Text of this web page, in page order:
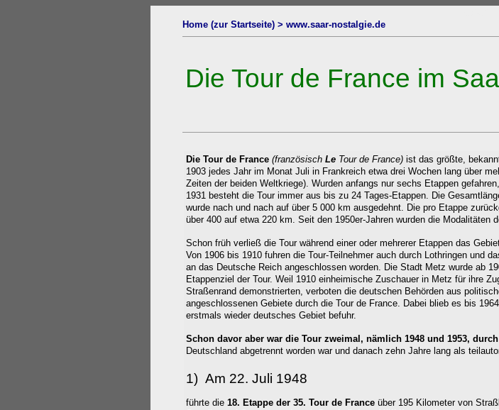
Home (zur Startseite) > www.saar-nostalgie.de
Die Tour de France im
Die Tour de France (französisch Le Tour de France) ist das größte,
1903 jedes Jahr im Monat Juli in Frankreich etwa drei Wochen lang über
Zeiten der beiden Weltkriege). Wurden anfangs nur sechs Etappen
1931 besteht die Tour immer aus bis zu 24 Tages-Etappen. Die
wurde nach und nach auf über 5 000 km ausgedehnt. Die pro Etappe
über 400 auf etwa 220 km. Seit den 1950er-Jahren wurden die Modalitäten
Schon früh verließ die Tour während einer oder mehrerer Etappen das
Von 1906 bis 1910 fuhren die Tour-Teilnehmer auch durch Lothringen und
an das Deutsche Reich angeschlossen worden. Die Stadt Metz wurde ab
Etappenziel der Tour. Weil 1910 einheimische Zuschauer in Metz für ihre
Straßenrand demonstrierten, verboten die deutschen Behörden aus
angeschlossenen Gebiete durch die Tour de France. Dabei blieb es bis
erstmals wieder deutsches Gebiet befuhr.
Schon davor aber war die Tour zweimal, nämlich 1948 und 1953,
Deutschland abgetrennt worden war und danach zehn Jahre lang als
1) Am 22. Juli 1948
führte die 18. Etappe der 35. Tour de France über 195 Kilometer von